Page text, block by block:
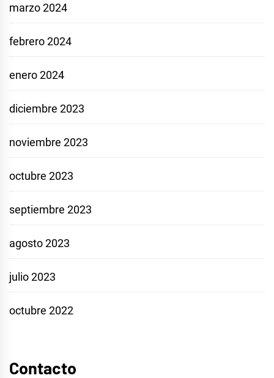
marzo 2024
febrero 2024
enero 2024
diciembre 2023
noviembre 2023
octubre 2023
septiembre 2023
agosto 2023
julio 2023
octubre 2022
Contacto